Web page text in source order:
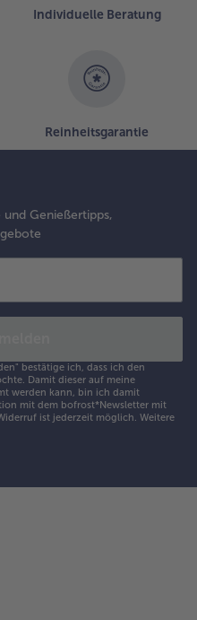
Individuelle Beratung
Reinheitsgarantie
Genießertipps,
bestätige ich, dass ich den
Damit dieser auf meine
werden kann, bin ich damit
mit dem bofrost*Newsletter mit
ist jederzeit möglich. Weitere